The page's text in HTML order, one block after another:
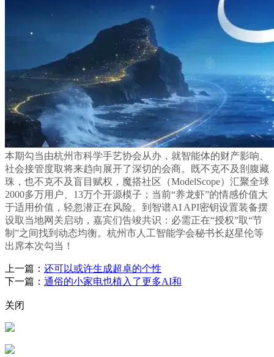
本期勾当由杭州市科学手艺协会从办，就智能体的财产影响、
社会接管度取将来趋向展开了深切的会商。既不克不及剖腹藏
珠，也不克不及盲目赋权，魔搭社区（ModelScope）汇聚全球
2000多万用户、13万个开源模子；当前“养龙虾”的情感价值大
于适用价值，轻忽潜正在风险。到智谱AI API密钥设置装备摆
设取当地网关启动，嘉宾们告竣共识：必需正在“授权”取“节
制”之间找到动态均衡。杭州市人工智能学会秘书长赵星伦等
出席本次勾当！
上一篇： 还可以或许生成超卓的个性
下一篇： 通俗的小家电也植入了更多AI和
关闭